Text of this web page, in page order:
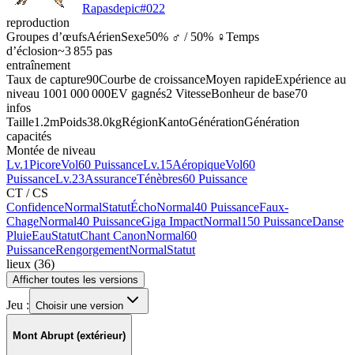
Rapasdepic#022
reproduction
Groupes d’œufsAérienSexe50% ♂ / 50% ♀Temps
d’éclosion~3 855 pas
entraînement
Taux de capture90Courbe de croissanceMoyen rapideExpérience au
niveau 1001 000 000EV gagnés2 VitesseBonheur de base70
infos
Taille1.2mPoids38.0kgRégionKantoGénérationGénération
capacités
Montée de niveau
Lv.1PicoreVol60 PuissanceLv.15AéropiqueVol60
PuissanceLv.23AssuranceTénèbres60 Puissance
CT / CS
ConfidenceNormalStatutÉchoNormal40 PuissanceFaux-
ChageNormal40 PuissanceGiga ImpactNormal150 PuissanceDanse
PluieEauStatutChant CanonNormal60
PuissanceRengorgementNormalStatut
lieux (36)
Afficher toutes les versions
Jeu : Choisir une version
Mont Abrupt (extérieur)